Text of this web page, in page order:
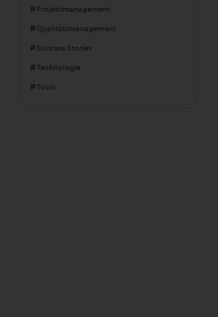
Projektmanagement
Qualitätsmanagement
Success Stories
Technologie
Tools